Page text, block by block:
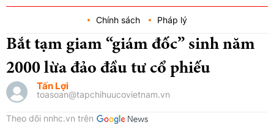
Chính sách Pháp lý
Bắt tạm giam “giám đốc” sinh năm
2000 lừa đảo đầu tư cổ phiếu
Tấn Lợi
toasoan@tapchihuucovietnam.vn
Theo dõi nnhc.vn trên